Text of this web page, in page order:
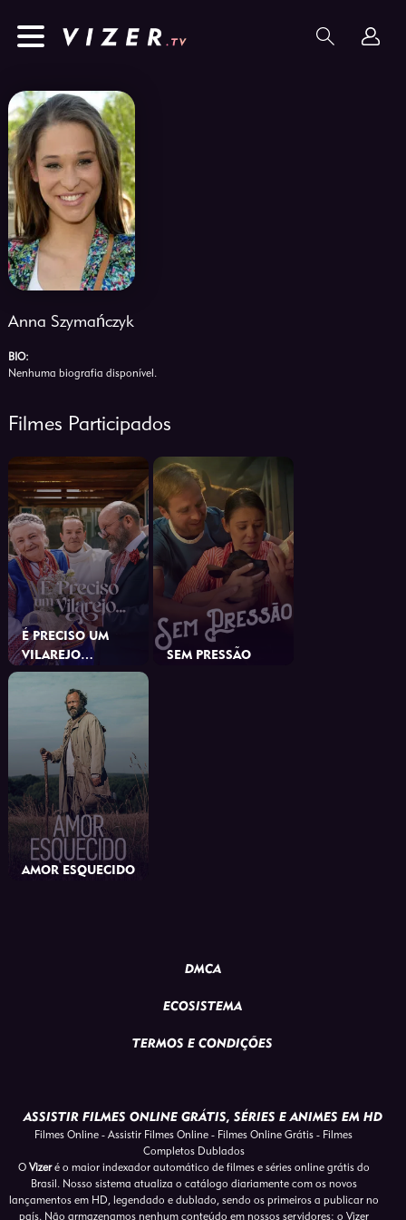
Anna Szymańczyk
BIO:
Nenhuma biografia disponível.
Filmes Participados
É PRECISO UM
VILAREJO…
Outros
2026
SEM PRESSÃO
AMOR ESQUECIDO
DMCA
ECOSISTEMA
TERMOS E CONDIÇÕES
ASSISTIR FILMES ONLINE GRÁTIS, SÉRIES E ANIMES EM HD
Filmes Online - Assistir Filmes Online - Filmes Online Grátis - Filmes
Completos Dublados
O Vizeré o maior indexador automático de filmes e séries online grátis do
Brasil. Nosso sistema atualiza o catálogo diariamente com os novos
lançamentos em HD, legendado e dublado, sendo os primeiros a publicar no
país. Não armazenamos nenhum conteúdo em nossos servidores: o Vizer